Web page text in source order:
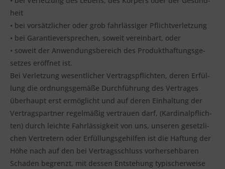
heit
• bei vor­sätz­li­cher oder grob fahr­läs­si­ger Pflicht­ver­let­zung
• bei Garan­tie­ver­spre­chen, soweit ver­ein­bart, oder
• soweit der Anwen­dungs­be­reich des Pro­dukt­haf­tungs­ge­
set­zes eröff­net ist.
Bei Ver­let­zung wesent­li­cher Ver­trags­pflich­ten, deren Erfül­
lung die ord­nungs­ge­mä­ße Durch­füh­rung des Ver­tra­ges
über­haupt erst ermög­licht und auf deren Ein­hal­tung der
Ver­trags­part­ner regel­mä­ßig ver­trau­en darf, (Kar­di­nal­pflich­
ten) durch leich­te Fahr­läs­sig­keit von uns, unse­ren gesetz­li­
chen Ver­tre­tern oder Erfül­lungs­ge­hil­fen ist die Haf­tung der
Höhe nach auf den bei Ver­trags­schluss vor­her­seh­ba­ren
Scha­den begrenzt, mit des­sen Ent­ste­hung typi­scher­wei­se